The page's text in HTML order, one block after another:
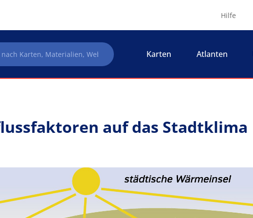
Hilfe
Karten Atlanten
auf das Stadtklima